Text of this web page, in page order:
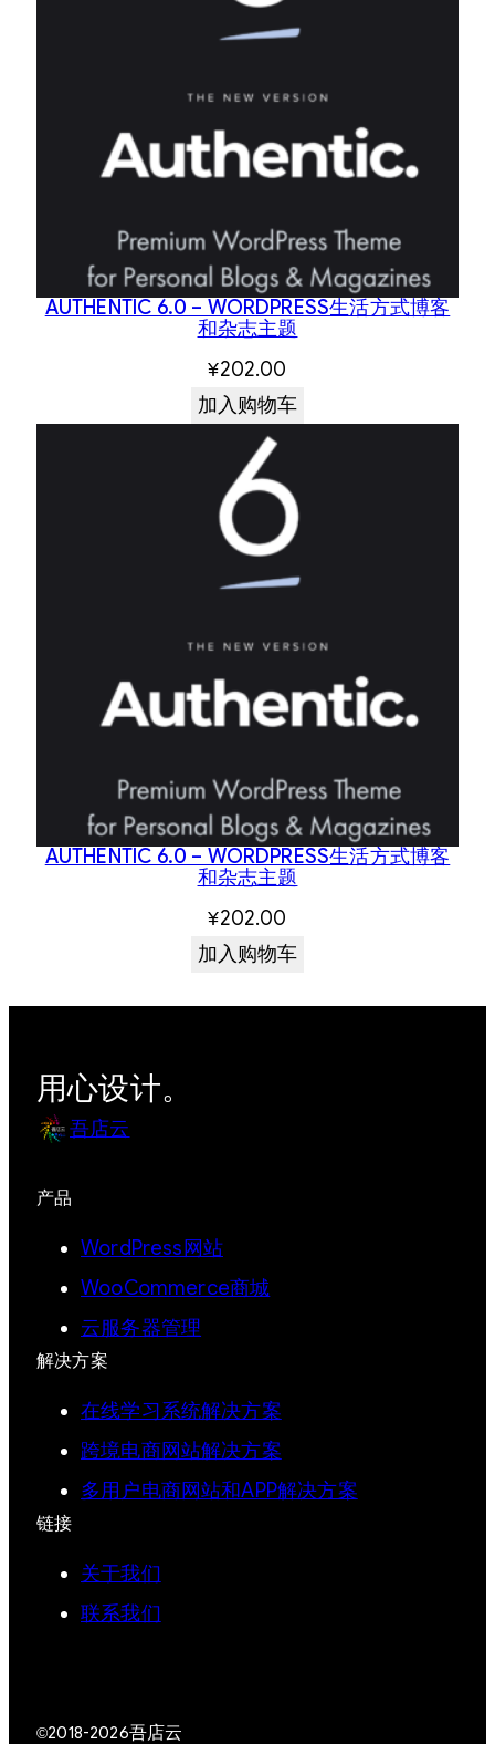
AUTHENTIC 6.0 – WORDPRESS生活方式博客
和杂志主题
¥202.00
加入购物车
AUTHENTIC 6.0 – WORDPRESS生活方式博客
和杂志主题
¥202.00
加入购物车
用心设计。
吾店云
产品
WordPress网站
WooCommerce商城
云服务器管理
解决方案
在线学习系统解决方案
跨境电商网站解决方案
多用户电商网站和APP解决方案
链接
关于我们
联系我们
©2018-2026吾店云